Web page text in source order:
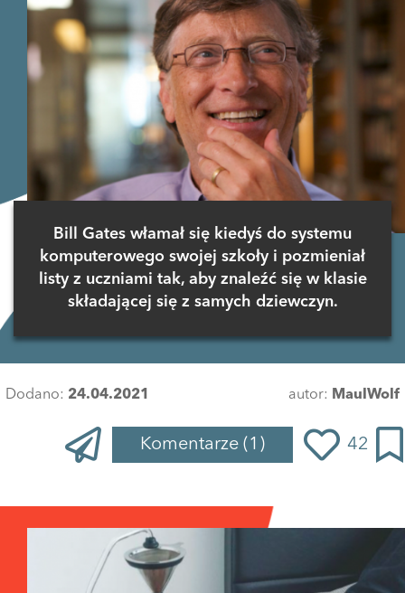
Bill Gates włamał się kiedyś do systemu
komputerowego swojej szkoły i pozmieniał
listy z uczniami tak, aby znaleźć się w klasie
składającej się z samych dziewczyn.
Dodano: 24.04.2021 autor: MaulWolf
Komentarze (1) 42
kanapkazsalata01